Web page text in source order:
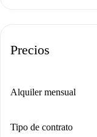
Precios
Alquiler mensual
Tipo de contrato